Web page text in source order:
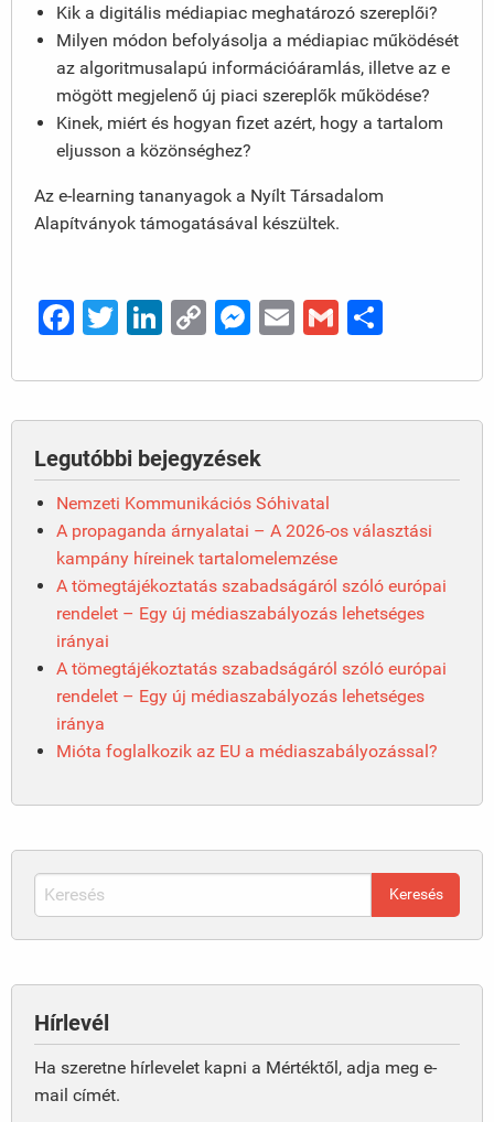
Kik a digitális médiapiac meghatározó szereplői?
Milyen módon befolyásolja a médiapiac működését
az algoritmusalapú információáramlás, illetve az e
mögött megjelenő új piaci szereplők működése?
Kinek, miért és hogyan fizet azért, hogy a tartalom
eljusson a közönséghez?
Az e-learning tananyagok a Nyílt Társadalom
Alapítványok támogatásával készültek.
Facebook
Twitter
LinkedIn
CopyMessenger
EmailGmail
Legutóbbi bejegyzések
Nemzeti Kommunikációs Sóhivatal
A propaganda árnyalatai – A 2026-os választási
kampány híreinek tartalomelemzése
A tömegtájékoztatás szabadságáról szóló európai
rendelet – Egy új médiaszabályozás lehetséges
irányai
A tömegtájékoztatás szabadságáról szóló európai
rendelet – Egy új médiaszabályozás lehetséges
iránya
Mióta foglalkozik az EU a médiaszabályozással?
Hírlevél
Ha szeretne hírlevelet kapni a Mértéktől, adja meg e-
mail címét.